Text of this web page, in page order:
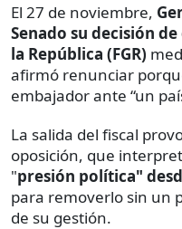
El 27 de noviembre,
Senado su decisión
la República (FGR)
afirmó renunciar
embajador ante “un
La salida del fiscal
oposición, que
"presión política"
para removerlo sin un
de su gestión.